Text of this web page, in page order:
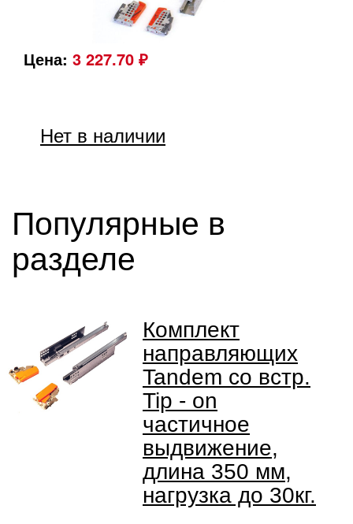
Цена: 3 227.70 ₽
Нет в наличии
Популярные в
разделе
Комплект
направляющих
Tandem со встр.
Tip - on
частичное
выдвижение,
длина 350 мм,
нагрузка до 30кг.